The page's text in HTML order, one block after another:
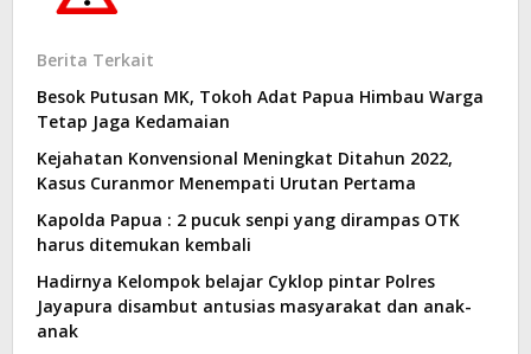
Berita Terkait
Besok Putusan MK, Tokoh Adat Papua Himbau Warga
Tetap Jaga Kedamaian
Kejahatan Konvensional Meningkat Ditahun 2022,
Kasus Curanmor Menempati Urutan Pertama
Kapolda Papua : 2 pucuk senpi yang dirampas OTK
harus ditemukan kembali
Hadirnya Kelompok belajar Cyklop pintar Polres
Jayapura disambut antusias masyarakat dan anak-
anak